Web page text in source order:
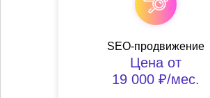
SEO-продвижение
Цена от
19 000 ₽/мес.